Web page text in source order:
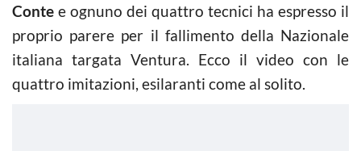
Conte e ognuno dei quattro tecnici ha espresso il
proprio parere per il fallimento della Nazionale
italiana targata Ventura. Ecco il video con le
quattro imitazioni, esilaranti come al solito.